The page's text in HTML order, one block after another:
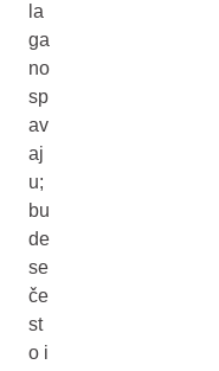
la
ga
no
sp
av
aj
u;
bu
de
se
če
st
o i